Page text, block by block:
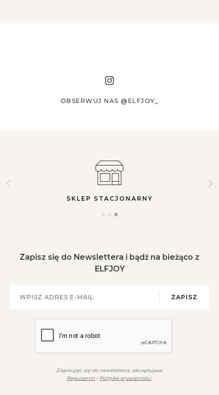
OBSERWUJ NAS @ELFJOY_
SKLEP STACJONARNY
Zapisz się do Newslettera i bądź na bieżąco z
ELFJOY
ZAPISZ
Zapisując się do newslettera, akceptujesz
Regulamin i Politykę prywatności.